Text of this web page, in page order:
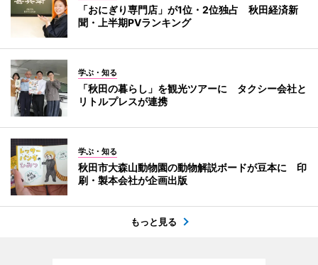
「おにぎり専門店」が1位・2位独占 秋田経済新
聞・上半期PVランキング
学ぶ・知る
「秋田の暮らし」を観光ツアーに タクシー会社と
リトルプレスが連携
学ぶ・知る
秋田市大森山動物園の動物解説ボードが豆本に 印
刷・製本会社が企画出版
もっと見る